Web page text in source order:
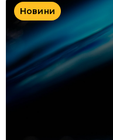
Новини